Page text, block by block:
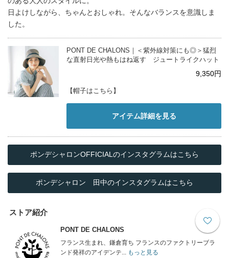
日よけしながら、ちゃんとおしゃれ。そんなバランスを意識しま
した。
PONT DE CHALONS｜＜紫外線対策にも◎＞猛烈
な直射日光や熱もはね返す ジュートライクハット
9,350円
【帽子はこちら】
アイテム詳細を見る
ポンデシャロンOFFICIALのインスタグラムはこちら
ポンデシャロン 田中のインスタグラムはこちら
ストア紹介
PONT DE CHALONS
フランス生まれ、鎌倉育ち フランスのファクトリーブラ
ンド発祥のアイデンテ...もっと見る